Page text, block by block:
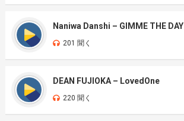
Naniwa Danshi – GIMME THE DAY
201 聞く
DEAN FUJIOKA – LovedOne
220 聞く